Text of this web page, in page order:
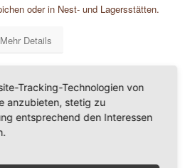
oder in Nest- und Lagersstätten.
Mehr Details
Tracking-Technologien von
anzubieten, stetig zu
entsprechend den Interessen